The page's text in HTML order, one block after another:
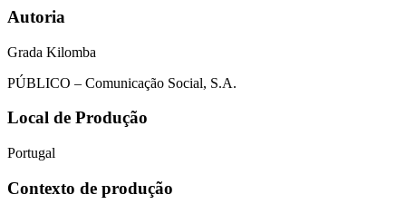
Autoria
Grada Kilomba
PÚBLICO – Comunicação Social, S.A.
Local de Produção
Portugal
Contexto de produção